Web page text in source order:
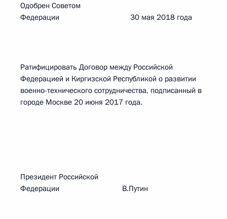
Одобрен Советом
Федерации 30 мая 2018 года
Ратифицировать Договор между Российской
Федерацией и Киргизской Республикой о развитии
военно-технического сотрудничества, подписанный в
городе Москве 20 июня 2017 года.
Президент Российской
Федерации В.Путин